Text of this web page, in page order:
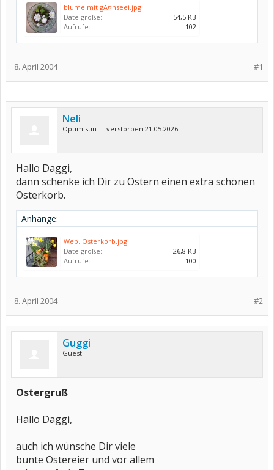
blume mit gÃ¤nseei.jpg
Dateigröße:
54,5 KB
Aufrufe:
102
#1
8. April 2004
Neli
Optimistin----verstorben 21.05.2026
Hallo Daggi,
dann schenke ich Dir zu Ostern einen extra schönen
Osterkorb.
Anhänge:
Web. Osterkorb.jpg
Dateigröße:
26,8 KB
Aufrufe:
100
#2
8. April 2004
Guggi
Guest
Ostergruß
Hallo Daggi,
auch ich wünsche Dir viele
bunte Ostereier und vor allem